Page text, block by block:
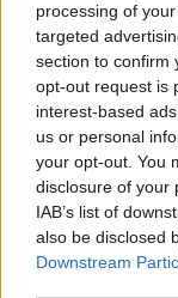
processing of
targeted
section to confirm
opt-out request is
interest-based
us or personal
your opt-out. You
disclosure of your
IAB’s list of
also be disclosed
Downstream
Toon kaart